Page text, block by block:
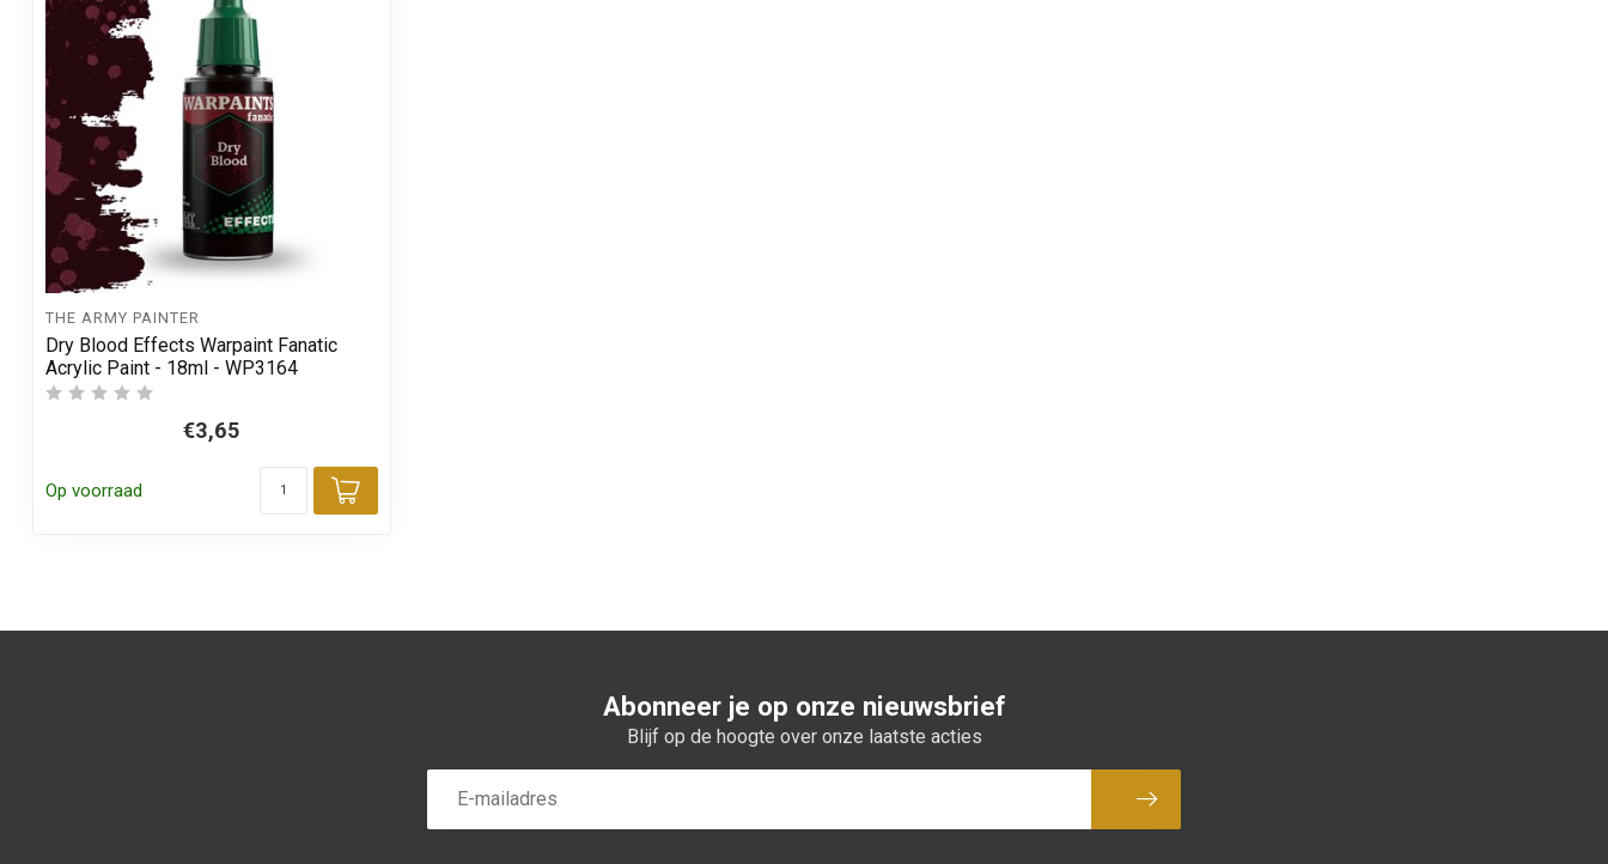
THE ARMY PAINTER
Dry Blood Effects Warpaint Fanatic
Acrylic Paint - 18ml - WP3164
€3,65
Op voorraad
Toevoegen aan winkelwagen
Abonneer je op onze nieuwsbrief
Blijf op de hoogte over onze laatste acties
Abonneer